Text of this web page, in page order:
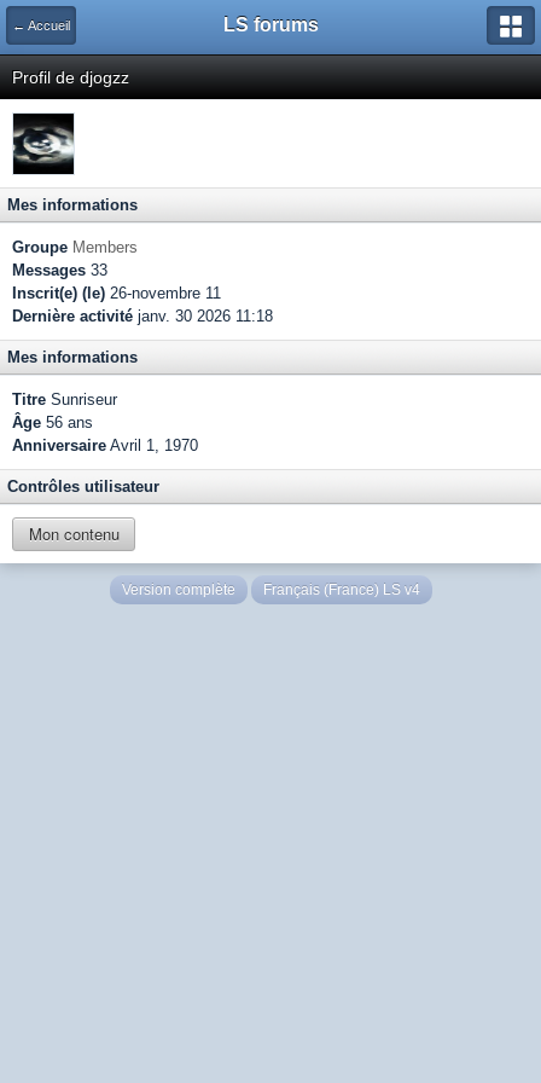
← Accueil LS forums
Profil de djogzz
Mes informations
Groupe Members
Messages 33
Inscrit(e) (le) 26-novembre 11
Dernière activité janv. 30 2026 11:18
Mes informations
Titre Sunriseur
Âge 56 ans
Anniversaire Avril 1, 1970
Contrôles utilisateur
Mon contenu
Version complète Français (France) LS v4